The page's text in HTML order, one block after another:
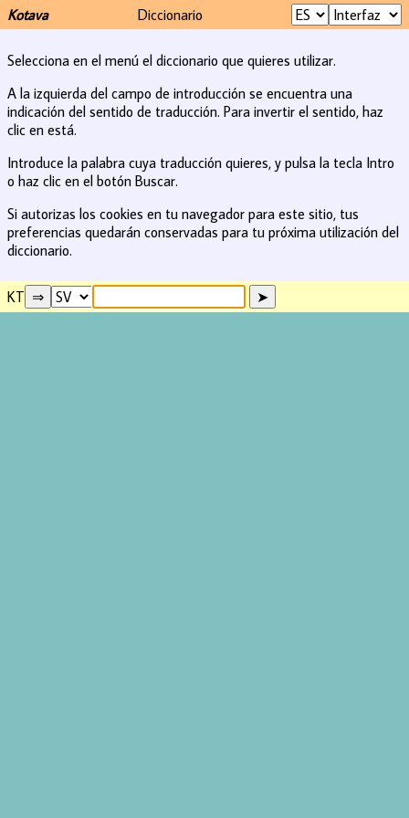
Kotava Diccionario
Selecciona en el menú el diccionario que quieres utilizar.
A la izquierda del campo de introducción se encuentra una
indicación del sentido de traducción. Para invertir el sentido, haz
clic en está.
Introduce la palabra cuya traducción quieres, y pulsa la tecla Intro
o haz clic en el botón Buscar.
Si autorizas los cookies en tu navegador para este sitio, tus
preferencias quedarán conservadas para tu próxima utilización del
diccionario.
KT